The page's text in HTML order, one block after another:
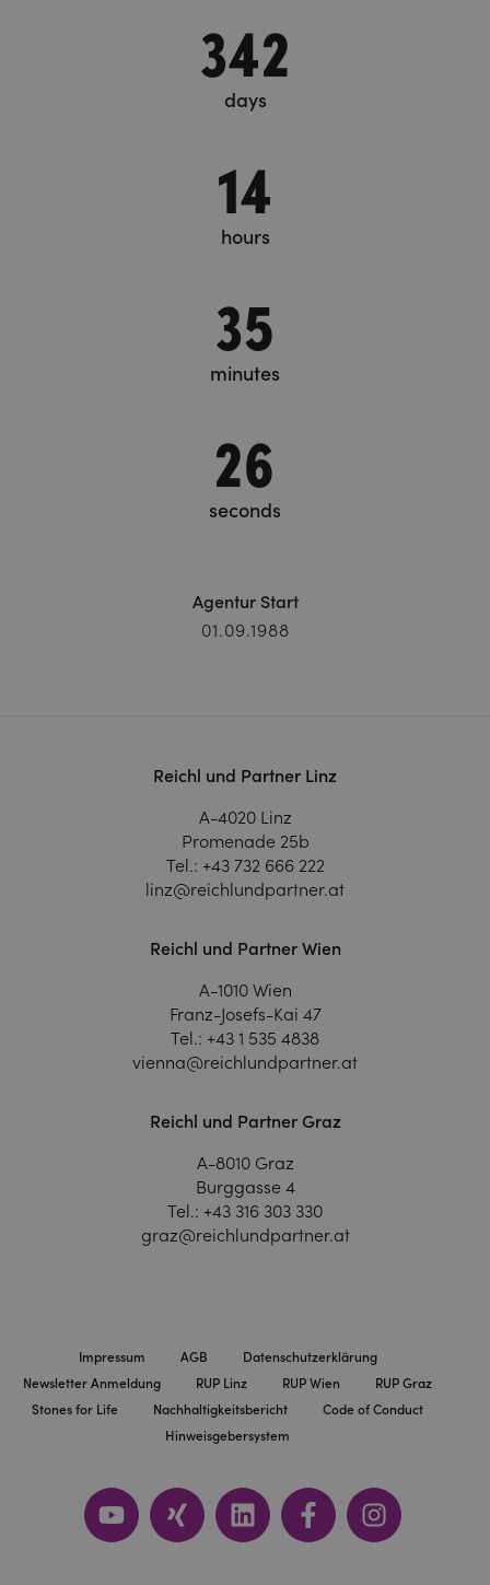
342
days
14
hours
35
minutes
27
seconds
Agentur Start
01.09.1988
Reichl und Partner Linz
A-4020 Linz
Promenade 25b
Tel.: +43 732 666 222
linz@reichlundpartner.at
Reichl und Partner Wien
A-1010 Wien
Franz-Josefs-Kai 47
Tel.: +43 1 535 4838
vienna@reichlundpartner.at
Reichl und Partner Graz
A-8010 Graz
Burggasse 4
Tel.: +43 316 303 330
graz@reichlundpartner.at
Impressum AGB
Datenschutzerklärung
Newsletter Anmeldung
RUP Linz RUP Wien
RUP Graz
Stones for Life
Nachhaltigkeitsbericht
Code of Conduct
Hinweisgebersystem